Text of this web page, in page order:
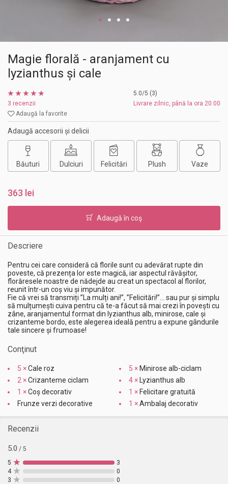
Magie florală - aranjament cu
lyzianthus și cale
3 recenzii
5.0/5 (3)
Livrare zilnic, până la ora 20:00
Adaugă la favorite
Adaugă accesorii și delicii
Băuturi Dulciuri Felicitări Plush Vaze
363 lei
Adaugă în coş
Descriere
Pentru cei care consideră că florile sunt cu adevărat rupte din
poveste, că prezența lor este magică, iar aspectul răvășitor,
florăresele noastre de nădejde au creat un spectacol al florilor,
reunit într-un coș viu și impunător.
Fie că vrei să transmiți ”La mulți ani!”, ”Felicitări!”... sau pur și simplu
să mulțumești cuiva pentru că te-a făcut să mai crezi în povești cu
zâne, aranjamentul format din lyzianthus alb, minirose, cale și
crizanteme bordo, este alegerea ideală pentru a expune gândurile
tale sincere și frumoase!
Conţinut
5 ×Cale roz 5 × Minirose alb-ciclam
2 ×Crizanteme ciclam 4 × Lyzianthus alb
1 ×Coș decorativ 1 × Felicitare gratuită
Frunze verzi decorative
1 ×Ambalaj decorativ
Recenzii
5.0 / 5
5
3
4
0
3
0